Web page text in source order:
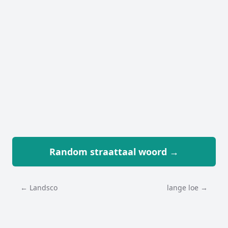
Random straattaal woord →
← Landsco lange loe →